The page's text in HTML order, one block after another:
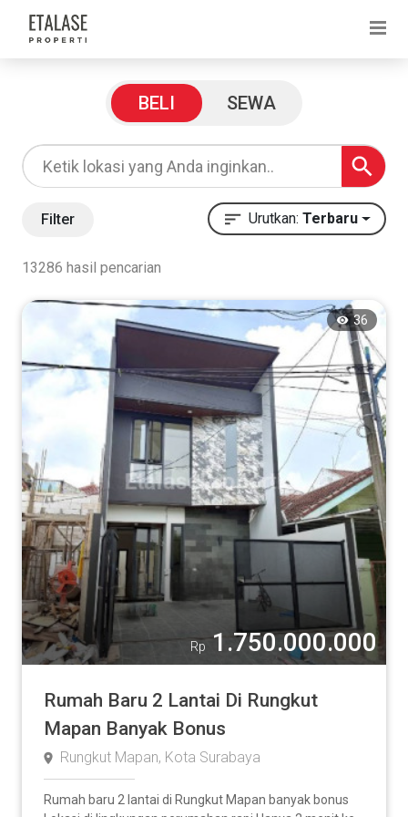
BELI SEWA
Filter Pencarian
Harga
Kategori
Apartment
Ruko
Tanah
Pabrik / Gudang
Komersial
Lainnya
Filter Urutkan: Terbaru
13286 hasil pencarian
36
Rp 1.750.000.000
Rumah Baru 2 Lantai Di Rungkut
Mapan Banyak Bonus
Rungkut Mapan, Kota Surabaya
Rumah baru 2 lantai di Rungkut Mapan banyak bonus